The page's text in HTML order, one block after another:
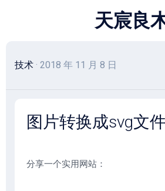
天宸良
技术 · 2018 年 11 月 8 日
图片转换成svg文件
分享一个实用网站：